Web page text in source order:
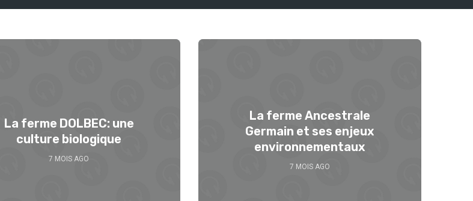
La ferme DOLBEC: une
culture biologique
7 MOIS AGO
La ferme Ancestrale
Germain et ses enjeux
environnementaux
7 MOIS AGO